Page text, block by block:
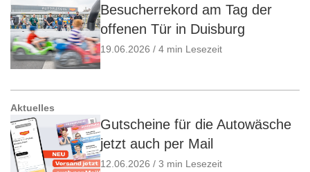
Besucherrekord am Tag der
offenen Tür in Duisburg
19.06.2026 / 4 min Lesezeit
Aktuelles
Gutscheine für die Autowäsche
jetzt auch per Mail
12.06.2026 / 3 min Lesezeit